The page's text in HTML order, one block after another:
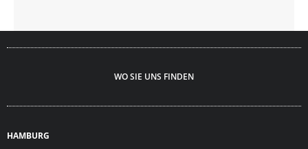
WO SIE UNS FINDEN
HAMBURG